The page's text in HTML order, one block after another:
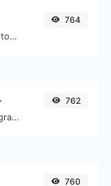
Convert markdown snippets to raw HTML code.
764
Obtenha o avatar global do gravatar.com para qualquer email.
762
760